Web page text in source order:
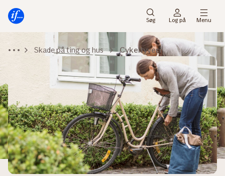
Søg Log på Menu
Skade på ting og hus Cykeltyveri